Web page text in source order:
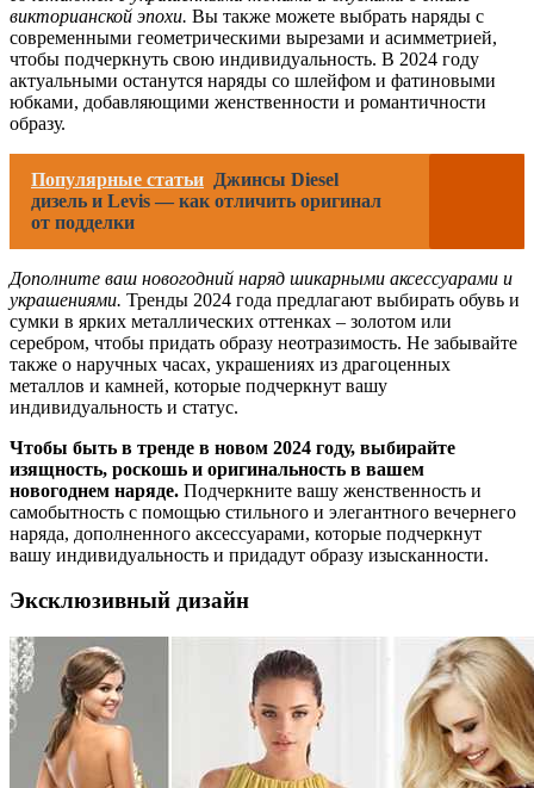
викторианской эпохи. Вы также можете выбрать наряды с
современными геометрическими вырезами и асимметрией,
чтобы подчеркнуть свою индивидуальность. В 2024 году
актуальными останутся наряды со шлейфом и фатиновыми
юбками, добавляющими женственности и романтичности
образу.
Популярные статьи Джинсы Diesel
дизель и Levis — как отличить оригинал
от подделки
Дополните ваш новогодний наряд шикарными аксессуарами и
украшениями. Тренды 2024 года предлагают выбирать обувь и
сумки в ярких металлических оттенках – золотом или
серебром, чтобы придать образу неотразимость. Не забывайте
также о наручных часах, украшениях из драгоценных
металлов и камней, которые подчеркнут вашу
индивидуальность и статус.
Чтобы быть в тренде в новом 2024 году, выбирайте
изящность, роскошь и оригинальность в вашем
новогоднем наряде. Подчеркните вашу женственность и
самобытность с помощью стильного и элегантного вечернего
наряда, дополненного аксессуарами, которые подчеркнут
вашу индивидуальность и придадут образу изысканности.
Эксклюзивный дизайн